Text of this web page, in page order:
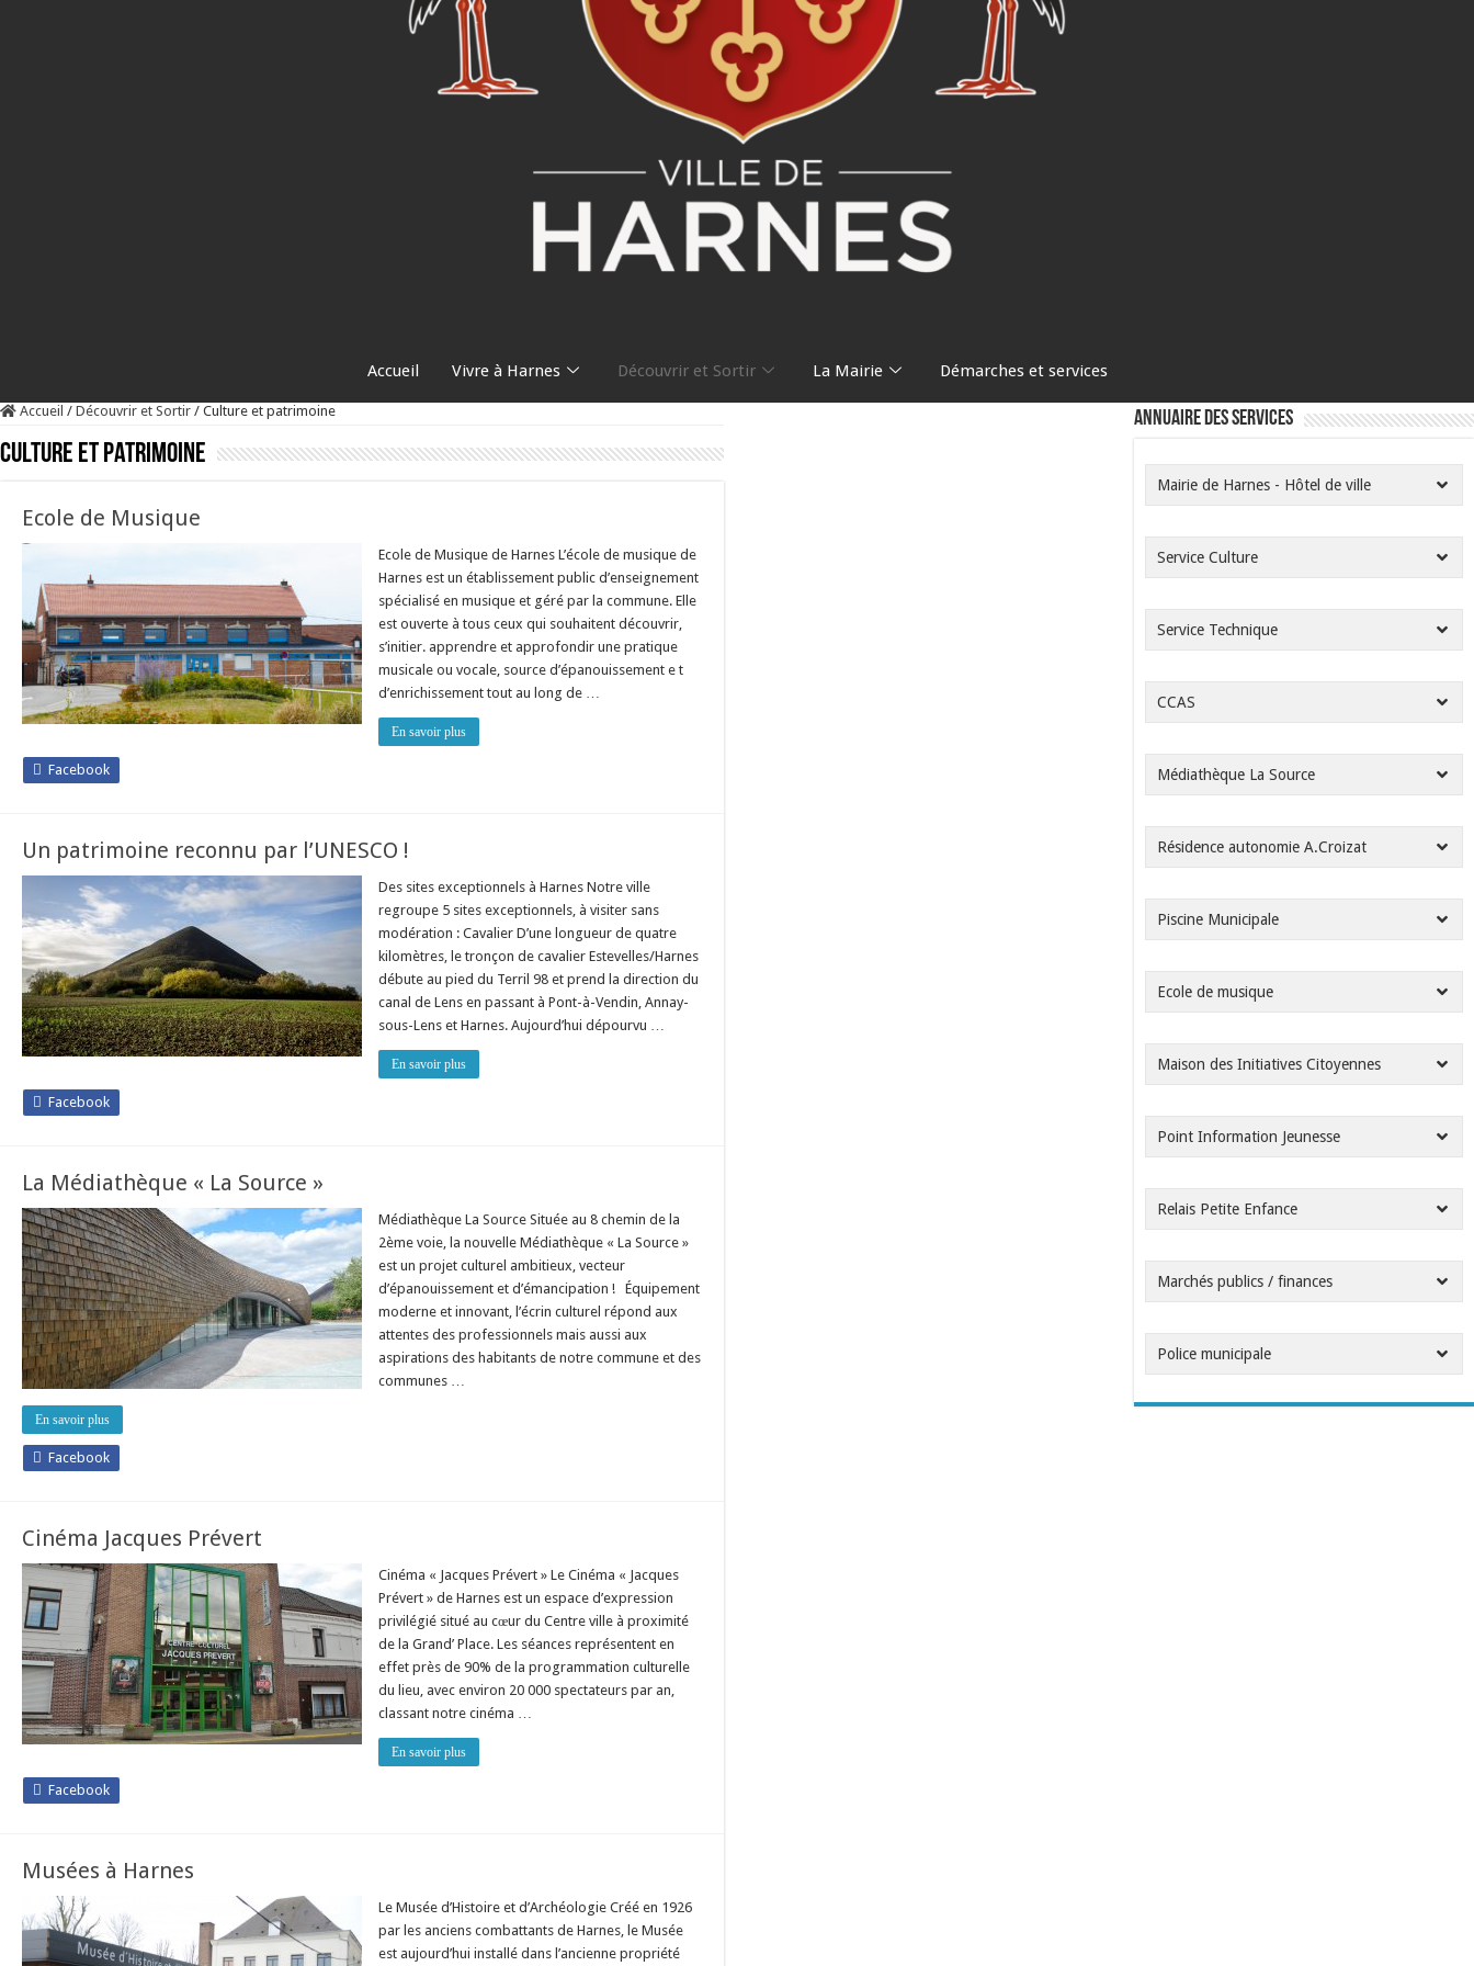
Accueil Vivre à Harnes Découvrir et Sortir La Mairie Démarches et services
Accueil / Découvrir et Sortir / Culture et patrimoine
Culture et patrimoine
Ecole de Musique
Ecole de Musique de Harnes L’école de musique de
Harnes est un établissement public d’enseignement
spécialisé en musique et géré par la commune. Elle
est ouverte à tous ceux qui souhaitent découvrir,
s’initier. apprendre et approfondir une pratique
musicale ou vocale, source d’épanouissement e t
d’enrichissement tout au long de …
En savoir plus
Facebook
Un patrimoine reconnu par l’UNESCO !
Des sites exceptionnels à Harnes Notre ville
regroupe 5 sites exceptionnels, à visiter sans
modération : Cavalier D’une longueur de quatre
kilomètres, le tronçon de cavalier Estevelles/Harnes
débute au pied du Terril 98 et prend la direction du
canal de Lens en passant à Pont-à-Vendin, Annay-
sous-Lens et Harnes. Aujourd’hui dépourvu …
En savoir plus
Facebook
La Médiathèque « La Source »
Médiathèque La Source Située au 8 chemin de la
2ème voie, la nouvelle Médiathèque « La Source »
est un projet culturel ambitieux, vecteur
d’épanouissement et d’émancipation ! Équipement
moderne et innovant, l’écrin culturel répond aux
attentes des professionnels mais aussi aux
aspirations des habitants de notre commune et des
communes …
En savoir plus
Facebook
Cinéma Jacques Prévert
Cinéma « Jacques Prévert » Le Cinéma « Jacques
Prévert » de Harnes est un espace d’expression
privilégié situé au cœur du Centre ville à proximité
de la Grand’ Place. Les séances représentent en
effet près de 90% de la programmation culturelle
du lieu, avec environ 20 000 spectateurs par an,
classant notre cinéma …
En savoir plus
Facebook
Musées à Harnes
Le Musée d’Histoire et d’Archéologie Créé en 1926
par les anciens combattants de Harnes, le Musée
est aujourd’hui installé dans l’ancienne propriété
Annuaire des services
Mairie de Harnes - Hôtel de ville
Service Culture
Service Technique
CCAS
Médiathèque La Source
Résidence autonomie A.Croizat
Piscine Municipale
Ecole de musique
Maison des Initiatives Citoyennes
Point Information Jeunesse
Relais Petite Enfance
Marchés publics / finances
Police municipale